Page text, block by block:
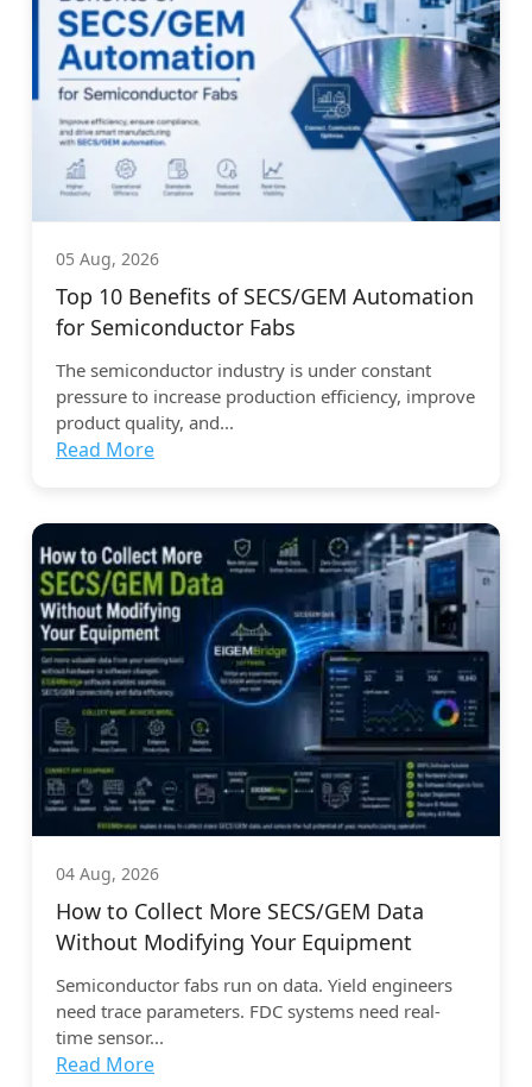
05 Aug, 2026
Top 10 Benefits of SECS/GEM Automation
for Semiconductor Fabs
The semiconductor industry is under constant
pressure to increase production efficiency, improve
product quality, and...
Read More
04 Aug, 2026
How to Collect More SECS/GEM Data
Without Modifying Your Equipment
Semiconductor fabs run on data. Yield engineers
need trace parameters. FDC systems need real-
time sensor...
Read More